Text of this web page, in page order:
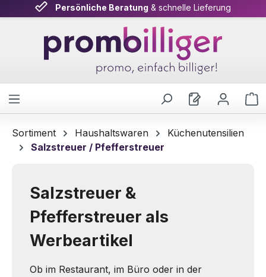
Zum Hauptinhalt springen
Persönliche Beratung & schnelle Lieferung
Sortiment Haushaltswaren
Küchenutensilien
Salzstreuer / Pfefferstreuer
Salzstreuer &
Pfefferstreuer als
Werbeartikel
Ob im Restaurant, im Büro oder in der